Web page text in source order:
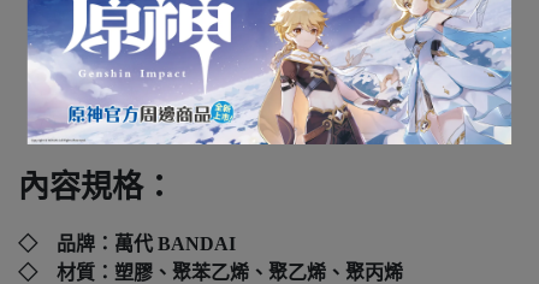
全新未拆封
下標前請先詢問
內容規格：
◇ 品牌：萬代 BANDAI
◇ 材質：塑膠、聚苯乙烯、聚乙烯、聚丙烯